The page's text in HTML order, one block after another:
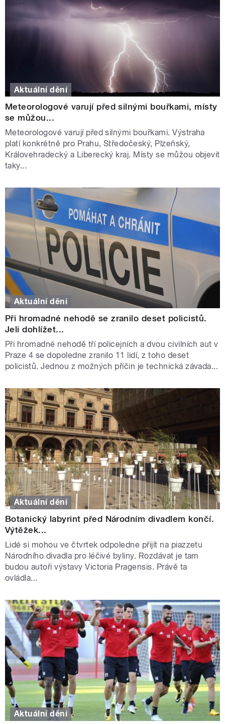
Aktuální dění
Meteorologové varují před silnými bouřkami, místy
se můžou...
Meteorologové varují před silnými bouřkami. Výstraha
platí konkrétně pro Prahu, Středočeský, Plzeňský,
Královehradecký a Liberecký kraj. Místy se můžou objevit
taky...
Aktuální dění
Při hromadné nehodě se zranilo deset policistů.
Jeli dohlížet...
Při hromadné nehodě tří policejních a dvou civilních aut v
Praze 4 se dopoledne zranilo 11 lidí, z toho deset
policistů. Jednou z možných příčin je technická závada...
Aktuální dění
Botanický labyrint před Národním divadlem končí.
Výtěžek...
Lidé si mohou ve čtvrtek odpoledne přijít na piazzetu
Národního divadla pro léčivé byliny. Rozdávat je tam
budou autoři výstavy Victoria Pragensis. Právě ta
ovládla...
Aktuální dění